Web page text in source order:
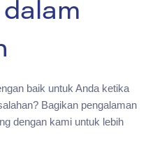
baik untuk Anda ketika
Bagikan pengalaman
dengan kami untuk lebih